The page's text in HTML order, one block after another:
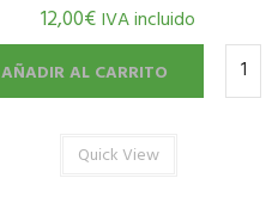
12,00€IVA incluido
AÑADIR AL CARRITO
Quick View